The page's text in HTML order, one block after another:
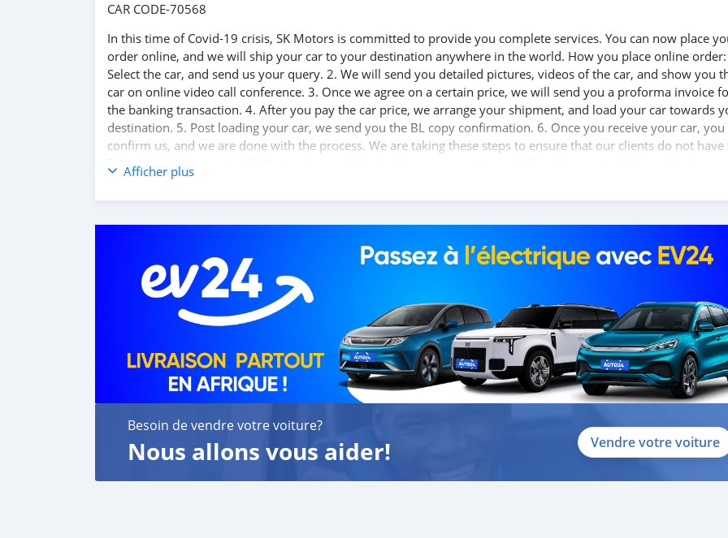
CAR CODE-70568
In this time of Covid-19 crisis, SK Motors is committed to provide you complete services. You can now place
order online, and we will ship your car to your destination anywhere in the world. How you place online
Select the car, and send us your query. 2. We will send you detailed pictures, videos of the car, and show you
car on online video call conference. 3. Once we agree on a certain price, we will send you a proforma invoice
the banking transaction. 4. After you pay the car price, we arrange your shipment, and load your car towards
destination. 5. Post loading your car, we send you the BL copy confirmation. 6. Once you receive your car, you
confirm us, and we are done with the process. We are taking these steps to ensure that our clients do not have
Travel. And please note, SK Motors is one of the leading car exporters in UAE, and we put a high emphasize
customer satisfaction. We are always here, to help you, and guide you towa
Afficher plus
Besoin de vendre votre voiture?
Nous allons vous aider! Vendre votre voiture